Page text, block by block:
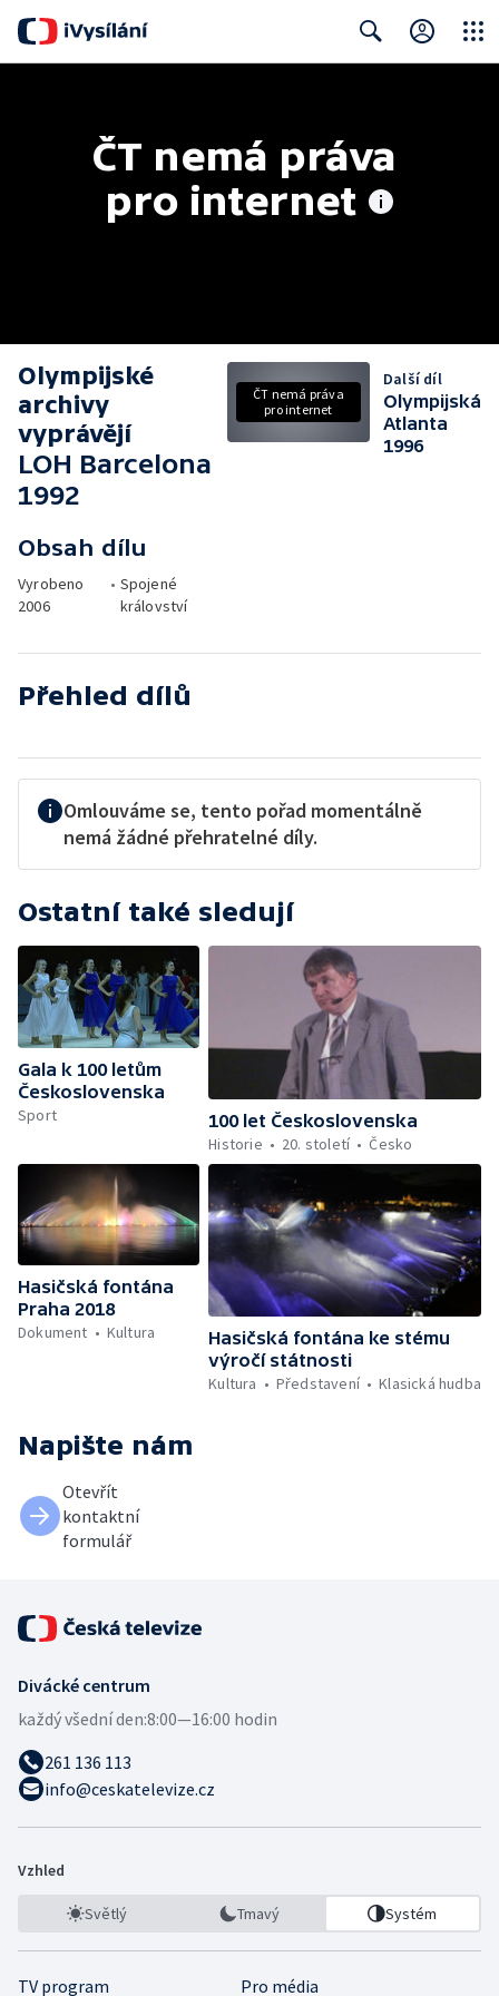
ČT nemá práva
pro internet
Olympijské
archivy
vyprávějí
LOH Barcelona
1992
Obsah dílu
Vyrobeno
2006
• Spojené
království
ČT nemá práva
pro internet
Další díl
Olympijská
Atlanta
1996
Přehled dílů
Omlouváme se, tento pořad momentálně
nemá žádné přehratelné díly.
Ostatní také sledují
Gala k 100 letům
Československa
Sport
100 let Československa
Historie
20. století Česko
Hasičská fontána
Praha 2018
Dokument
Kultura
Hasičská fontána ke stému
výročí státnosti
Kultura
Představení Klasická hudba
Napište nám
Otevřít
kontaktní
formulář
Divácké centrum
každý všední den:8:00—16:00 hodin
261 136 113
info@ceskatelevize.cz
Vzhled
Světlý Tmavý Systém
TV program Pro média